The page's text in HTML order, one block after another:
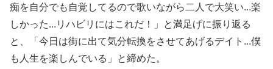
痴を自分でも自覚してるので歌いながら二人で大笑い...楽
しかった...リハビリにはこれだ！」と満足げに振り返る
と、「今日は街に出て気分転換をさせてあげるデイト...僕
も人生を楽しんでいる」と締めた。